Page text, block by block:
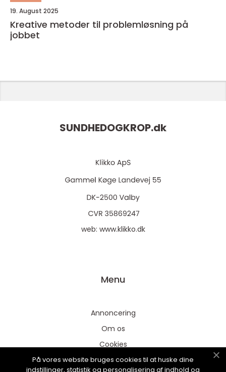
19. August 2025
Kreative metoder til problemløsning på
jobbet
SUNDHEDOGKROP.dk
web: www.klikko.dk
Menu
Annoncering
Om os
Cookies
Kontakt os
På vores website bruges cookies til at huske dine
indstillinger, statistik og personalisering af indhold og